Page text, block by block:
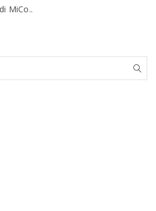
MiCo..